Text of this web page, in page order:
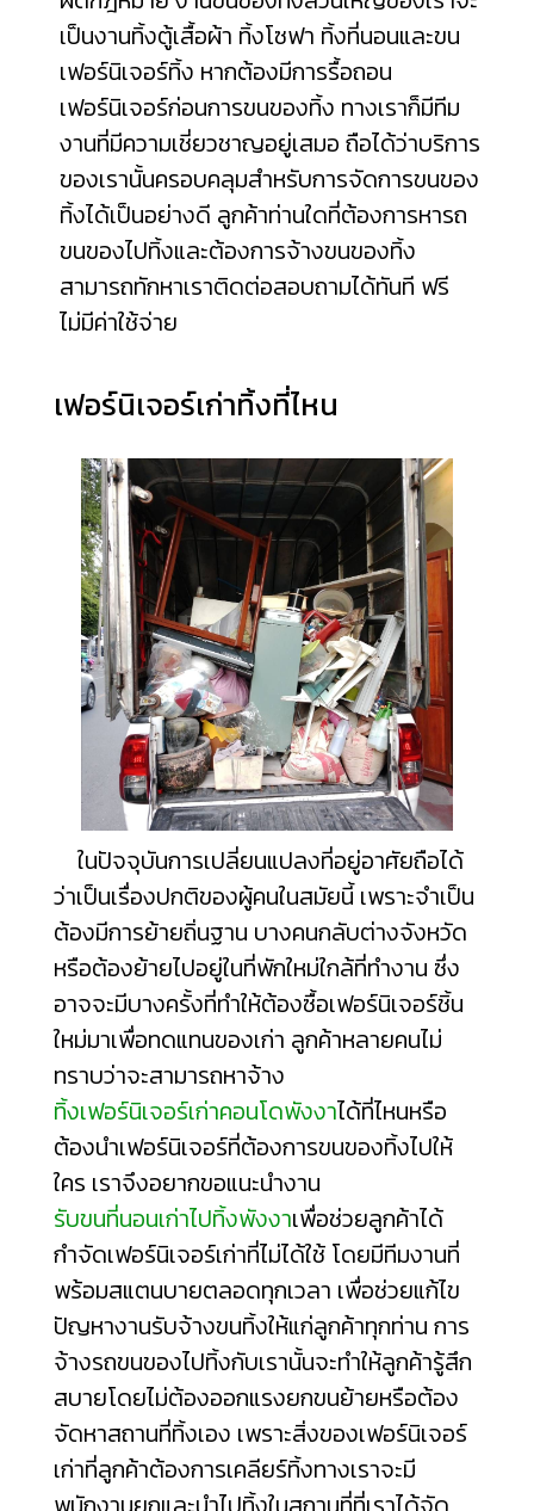
เป็นงานทิ้งตู้เสื้อผ้า ทิ้งโซฟา ทิ้งที่นอนและขน
เฟอร์นิเจอร์ทิ้ง หากต้องมีการรื้อถอน
เฟอร์นิเจอร์ก่อนการขนของทิ้ง ทางเราก็มีทีม
งานที่มีความเชี่ยวชาญอยู่เสมอ ถือได้ว่าบริการ
ของเรานั้นครอบคลุมสำหรับการจัดการขนของ
ทิ้งได้เป็นอย่างดี ลูกค้าท่านใดที่ต้องการหารถ
ขนของไปทิ้งและต้องการจ้างขนของทิ้ง
สามารถทักหาเราติดต่อสอบถามได้ทันที ฟรี
ไม่มีค่าใช้จ่าย
เฟอร์นิเจอร์เก่าทิ้งที่ไหน
ในปัจจุบันการเปลี่ยนแปลงที่อยู่อาศัยถือได้
ว่าเป็นเรื่องปกติของผู้คนในสมัยนี้ เพราะจำเป็น
ต้องมีการย้ายถิ่นฐาน บางคนกลับต่างจังหวัด
หรือต้องย้ายไปอยู่ในที่พักใหม่ใกล้ที่ทำงาน ซึ่ง
อาจจะมีบางครั้งที่ทำให้ต้องซื้อเฟอร์นิเจอร์ชิ้น
ใหม่มาเพื่อทดแทนของเก่า ลูกค้าหลายคนไม่
ทราบว่าจะสามารถหาจ้าง
ทิ้งเฟอร์นิเจอร์เก่าคอนโดพังงาได้ที่ไหนหรือ
ต้องนำเฟอร์นิเจอร์ที่ต้องการขนของทิ้งไปให้
ใคร เราจึงอยากขอแนะนำงาน
รับขนที่นอนเก่าไปทิ้งพังงาเพื่อช่วยลูกค้าได้
กำจัดเฟอร์นิเจอร์เก่าที่ไม่ได้ใช้ โดยมีทีมงานที่
พร้อมสแตนบายตลอดทุกเวลา เพื่อช่วยแก้ไข
ปัญหางานรับจ้างขนทิ้งให้แก่ลูกค้าทุกท่าน การ
จ้างรถขนของไปทิ้งกับเรานั้นจะทำให้ลูกค้ารู้สึก
สบายโดยไม่ต้องออกแรงยกขนย้ายหรือต้อง
จัดหาสถานที่ทิ้งเอง เพราะสิ่งของเฟอร์นิเจอร์
เก่าที่ลูกค้าต้องการเคลียร์ทิ้งทางเราจะมี